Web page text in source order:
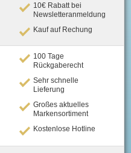
10€ Rabatt bei
Newsletteranmeldung
Kauf auf Rechung
100 Tage
Rückgaberecht
Sehr schnelle
Lieferung
Großes aktuelles
Markensortiment
Kostenlose Hotline